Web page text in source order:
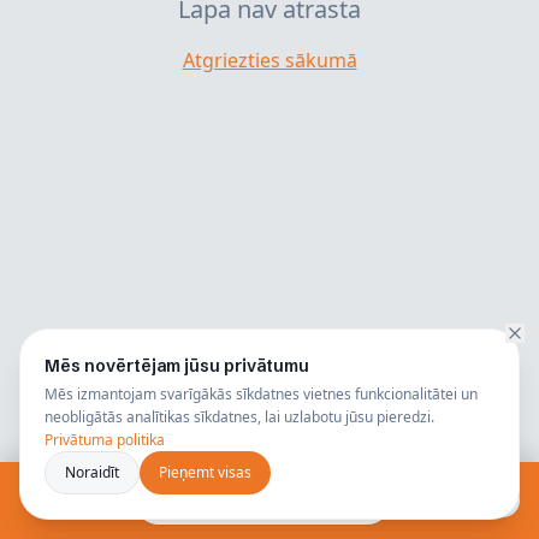
Lapa nav atrasta
Atgriezties sākumā
Bezmaksas konsultācija
Mēs novērtējam jūsu privātumu
Mēs izmantojam svarīgākās sīkdatnes vietnes funkcionalitātei un
neobligātās analītikas sīkdatnes, lai uzlabotu jūsu pieredzi.
Privātuma politika
Noraidīt
Pieņemt visas